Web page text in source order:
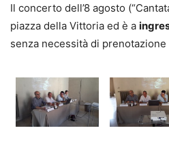
Il concerto dell’8 agosto
piazza della Vittoria ed è a
senza necessità di